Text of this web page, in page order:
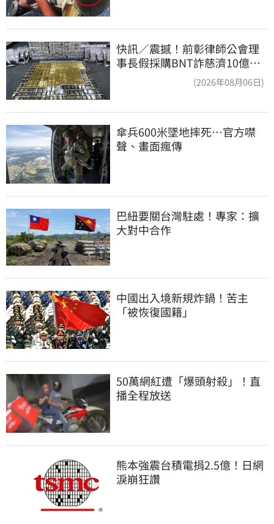
快訊／震撼！前彰律師公會理
事長假採購BNT詐慈濟10億、
洗錢囤232kg黃金(2026年08月06日)
傘兵600米墜地摔死…官方噤
聲、畫面瘋傳
巴紐要關台灣駐處！專家：擴
大對中合作
中國出入境新規炸鍋！苦主
「被恢復國籍」
50萬網紅遭「爆頭射殺」！直
播全程放送
熊本強震台積電捐2.5億！日網
淚崩狂讚